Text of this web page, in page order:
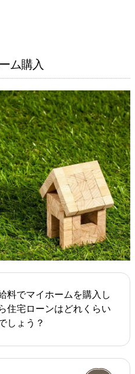
ム購入
料でマイホームを購入し
住宅ローンはどれくらい
しょう？